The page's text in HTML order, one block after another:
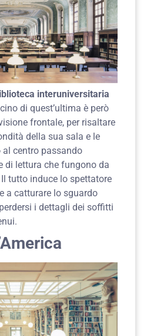
interuniversitaria
di quest’ultima è però
frontale, per risaltare
della sua sala e le
al centro passando
di lettura che fungono da
tutto induce lo spettatore
a catturare lo sguardo
i dettagli dei soffitti